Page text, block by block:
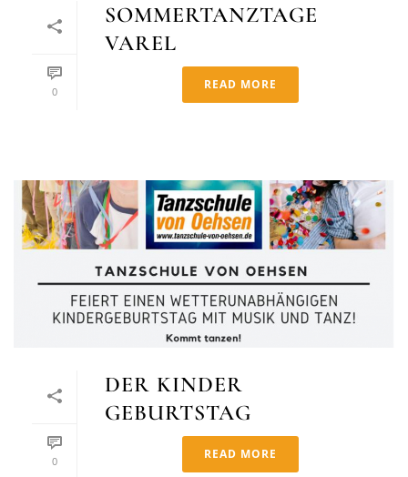
0
SOMMERTANZTAGE
VAREL
READ MORE
0
DER KINDER
GEBURTSTAG
READ MORE